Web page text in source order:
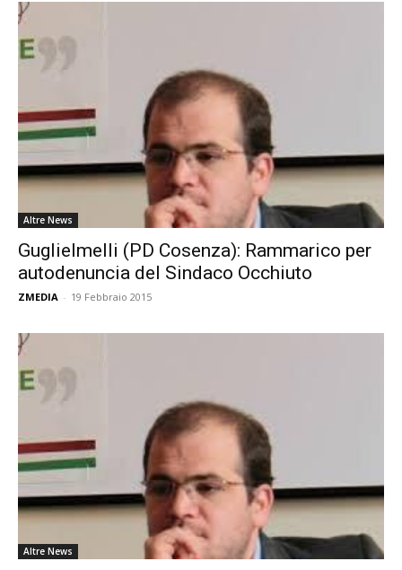
Altre News
Guglielmelli (PD Cosenza): Rammarico per
autodenuncia del Sindaco Occhiuto
ZMEDIA - 19 Febbraio 2015
Altre News